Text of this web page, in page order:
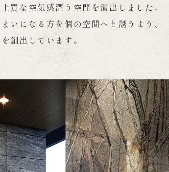
上質な空気感漂う空間を演出しました。
いになる方を個の空間へと誘うよう、
創出しています。